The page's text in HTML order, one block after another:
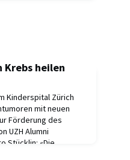
Krebs heilen
Kinderspital Zürich
mit neuen
Förderung des
UZH Alumni
Stücklin: «Die